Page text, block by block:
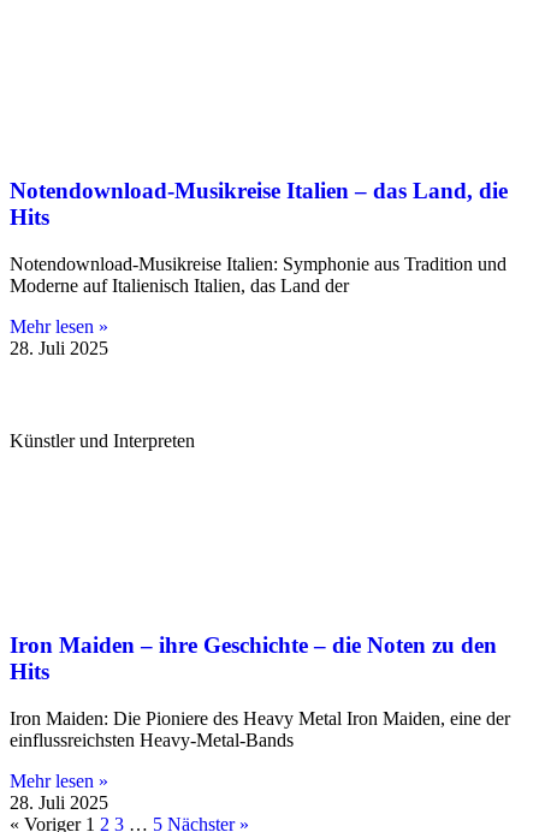
Notendownload-Musikreise Italien – das Land, die
Hits
Notendownload-Musikreise Italien: Symphonie aus Tradition und
Moderne auf Italienisch Italien, das Land der
Mehr lesen »
28. Juli 2025
Künstler und Interpreten
Iron Maiden – ihre Geschichte – die Noten zu den
Hits
Iron Maiden: Die Pioniere des Heavy Metal Iron Maiden, eine der
einflussreichsten Heavy-Metal-Bands
Mehr lesen »
28. Juli 2025
« Voriger 1 2 3 … 5 Nächster »